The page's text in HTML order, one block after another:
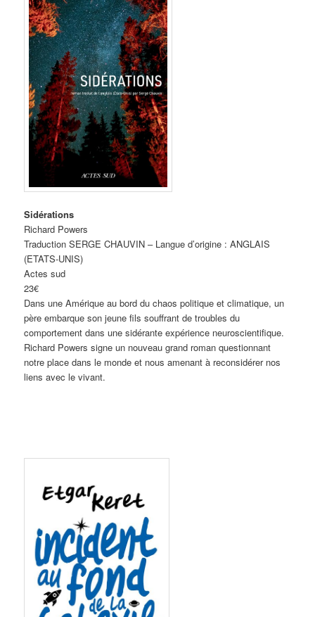
Sidérations
Richard Powers
Traduction SERGE CHAUVIN – Langue d’origine : ANGLAIS
(ETATS-UNIS)
Actes sud
23€
Dans une Amérique au bord du chaos politique et climatique, un
père embarque son jeune fils souffrant de troubles du
comportement dans une sidérante expérience neuroscientifique.
Richard Powers signe un nouveau grand roman questionnant
notre place dans le monde et nous amenant à reconsidérer nos
liens avec le vivant.